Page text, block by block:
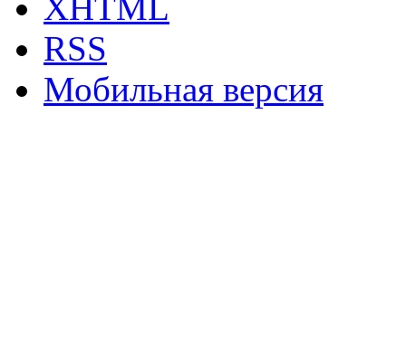
RSS
Мобильная версия